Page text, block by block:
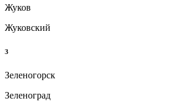
Жуков
Жуковский
З
Зеленогорск
Зеленоград